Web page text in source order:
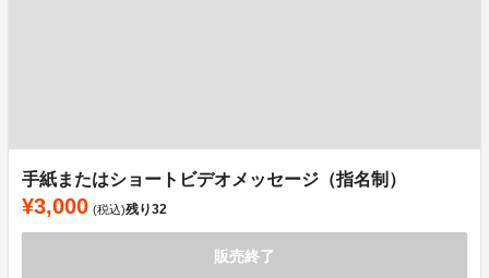
⼿紙またはショートビデオメッセージ（指名制）
¥3,000 (税込)残り32
販売終了